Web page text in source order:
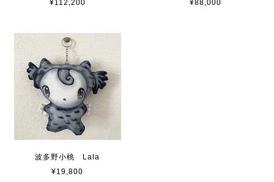
¥112,200
¥88,000
波多野小桃 Lala
¥19,800